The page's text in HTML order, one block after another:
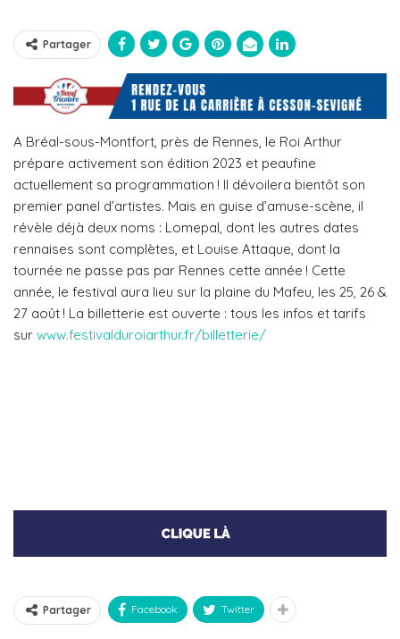
Partager
A Bréal-sous-Montfort, près de Rennes, le Roi Arthur
prépare activement son édition 2023 et peaufine
actuellement sa programmation ! Il dévoilera bientôt son
premier panel d’artistes. Mais en guise d’amuse-scène, il
révèle déjà deux noms : Lomepal, dont les autres dates
rennaises sont complètes, et Louise Attaque, dont la
tournée ne passe pas par Rennes cette année ! Cette
année, le festival aura lieu sur la plaine du Mafeu, les 25, 26 &
27 août ! La billetterie est ouverte : tous les infos et tarifs
sur www.festivalduroiarthur.fr/billetterie/
Partager Facebook Twitter